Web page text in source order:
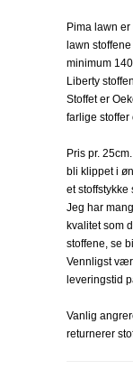
Pima lawn
lawn
minimum
Liberty
Stoffet er
farlige stoffer
Pris pr.
bli klippet i
et stoffstykke
Jeg har
kvalitet som
stoffene, se
Vennligst
leveringstid
Vanlig
returnerer